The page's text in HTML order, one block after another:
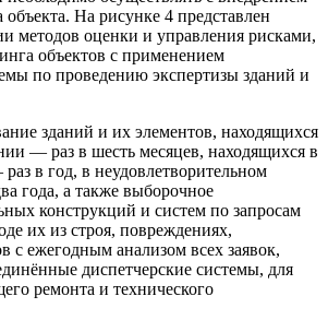
На рисунке 4 представлен
методов оценки и управления рисками,
объектов с применением
по проведению экспертизы зданий и
зданий и их элементов, находящихся
— раз в шесть месяцев, находящихся в
в год, в неудовлетворительном
года, а также выборочное
конструкций и систем по запросам
их из строя, повреждениях,
с ежегодным анализом всех заявок,
диспетчерские системы, для
ремонта и технического